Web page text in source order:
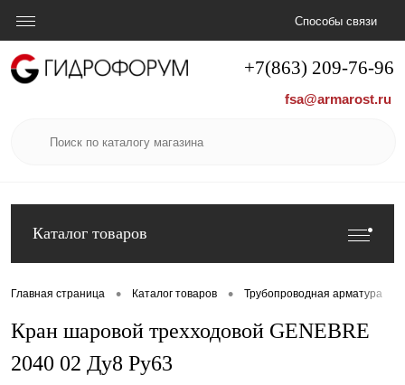
+7(863) 209-76-96
fsa@armarost.ru
Способы связи
Каталог товаров
Главная страница • Каталог товаров • Трубопроводная арматура
Кран шаровой трехходовой GENEBRE
2040 02 Ду8 Pу63